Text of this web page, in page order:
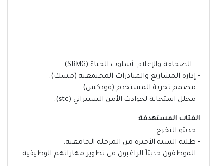
- - الصحافة والإعلام: أسلوب الحياة (SRMG).
- إدارة المشاريع والمبادرات المجتمعية (مسك).
- مصمم تجربة المستخدم (فودكس).
- محلل استجابة لحوادث الأمن السيبراني (stc).
الفئات المستهدفة:
- حديثو التخرج.
- طلبة السنة الأخيرة من المرحلة الجامعية.
- الموظفون حديثاً الراغبون في تطوير مهاراتهم الوظيفية.